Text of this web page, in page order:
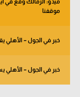
ميدو: الزمالك وقع في
موقفنا
خبر في الجول – الأهلي
خبر في الجول – الأهلي